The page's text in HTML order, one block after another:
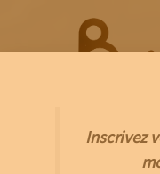
Inscrivez